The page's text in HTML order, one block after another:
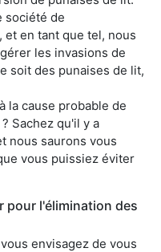
société de
en tant que tel, nous
les invasions de
soit des punaises de lit,
la cause probable de
Sachez qu'il y a
nous saurons vous
vous puissiez éviter
pour l'élimination des
envisagez de vous